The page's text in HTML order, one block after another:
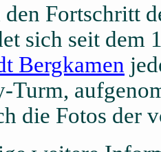
Fortschritt
sich seit dem
Bergkamen
Turm,
die Fotos der